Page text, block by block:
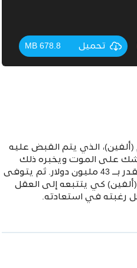
تحميل 678.8 MB
(ألفين)، الذي يتم القبض عليه
على الموت ويخبره ذلك
الرجل بسرقته لسبائك ذهبية تقدر بــ 43 مليون دولار. ثم يتوفى
(ألفين) كي يتتبعه إلى العقل
رغبته في استعادته.